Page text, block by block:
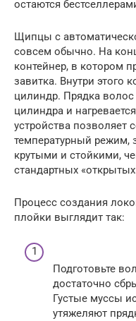
остаются
Щипцы с
совсем обычно. На
контейнер, в котором
завитка. Внутри этого
цилиндр. Прядка волос
цилиндра и
устройства позволяет
температурный режим,
крутыми и стойкими,
стандартных
Процесс создания
плойки выглядит так:
Подготовьте
достаточно
Густые муссы
утяжеляют